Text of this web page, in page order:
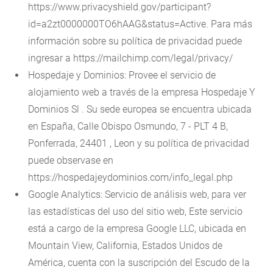
https://www.privacyshield.gov/participant?
id=a2zt0000000TO6hAAG&status=Active. Para más
información sobre su política de privacidad puede
ingresar a https://mailchimp.com/legal/privacy/
Hospedaje y Dominios: Provee el servicio de
alojamiento web a través de la empresa Hospedaje Y
Dominios Sl . Su sede europea se encuentra ubicada
en España, Calle Obispo Osmundo, 7 - PLT 4 B,
Ponferrada, 24401 , Leon y su política de privacidad
puede observase en
https://hospedajeydominios.com/info_legal.php
Google Analytics: Servicio de análisis web, para ver
las estadísticas del uso del sitio web, Este servicio
está a cargo de la empresa Google LLC, ubicada en
Mountain View, California, Estados Unidos de
América, cuenta con la suscripción del Escudo de la